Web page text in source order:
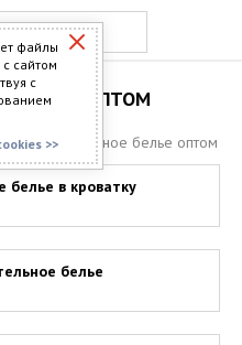
файлы
сайтом
с
>>
БЕЛЬЕ ОПТОМ
> Постельное белье оптом
белье в кроватку
белье